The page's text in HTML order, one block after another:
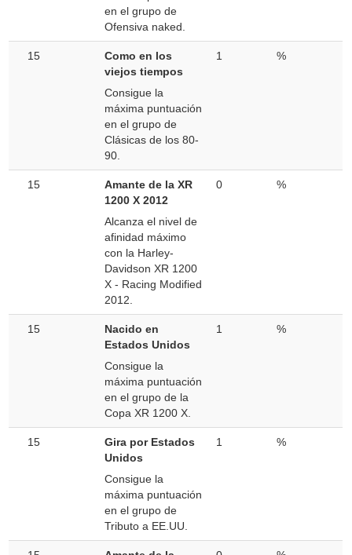
en el grupo de
Ofensiva naked.
15
Como en los
viejos tiempos
Consigue la
máxima puntuación
en el grupo de
Clásicas de los 80-
90.
1 %
15
Amante de la XR
1200 X 2012
Alcanza el nivel de
afinidad máximo
con la Harley-
Davidson XR 1200
X - Racing Modified
2012.
0 %
15
Nacido en
Estados Unidos
Consigue la
máxima puntuación
en el grupo de la
Copa XR 1200 X.
1 %
15
Gira por Estados
Unidos
Consigue la
máxima puntuación
en el grupo de
Tributo a EE.UU.
1 %